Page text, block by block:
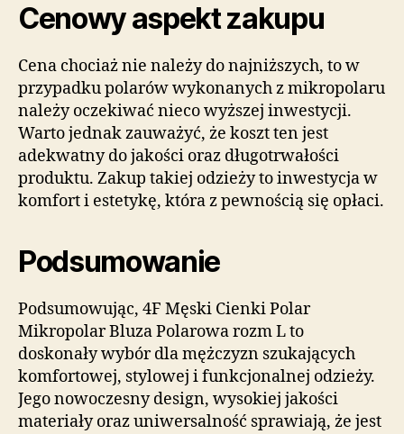
Cenowy aspekt zakupu
Cena chociaż nie należy do najniższych, to w
przypadku polarów wykonanych z mikropolaru
należy oczekiwać nieco wyższej inwestycji.
Warto jednak zauważyć, że koszt ten jest
adekwatny do jakości oraz długotrwałości
produktu. Zakup takiej odzieży to inwestycja w
komfort i estetykę, która z pewnością się opłaci.
Podsumowanie
Podsumowując, 4F Męski Cienki Polar
Mikropolar Bluza Polarowa rozm L to
doskonały wybór dla mężczyzn szukających
komfortowej, stylowej i funkcjonalnej odzieży.
Jego nowoczesny design, wysokiej jakości
materiały oraz uniwersalność sprawiają, że jest